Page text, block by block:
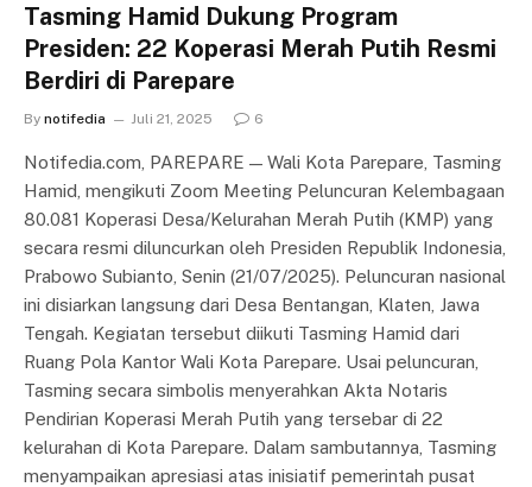
Tasming Hamid Dukung Program
Presiden: 22 Koperasi Merah Putih Resmi
Berdiri di Parepare
By notifedia Juli 21, 2025 6
Notifedia.com, PAREPARE — Wali Kota Parepare, Tasming
Hamid, mengikuti Zoom Meeting Peluncuran Kelembagaan
80.081 Koperasi Desa/Kelurahan Merah Putih (KMP) yang
secara resmi diluncurkan oleh Presiden Republik Indonesia,
Prabowo Subianto, Senin (21/07/2025). Peluncuran nasional
ini disiarkan langsung dari Desa Bentangan, Klaten, Jawa
Tengah. Kegiatan tersebut diikuti Tasming Hamid dari
Ruang Pola Kantor Wali Kota Parepare. Usai peluncuran,
Tasming secara simbolis menyerahkan Akta Notaris
Pendirian Koperasi Merah Putih yang tersebar di 22
kelurahan di Kota Parepare. Dalam sambutannya, Tasming
menyampaikan apresiasi atas inisiatif pemerintah pusat